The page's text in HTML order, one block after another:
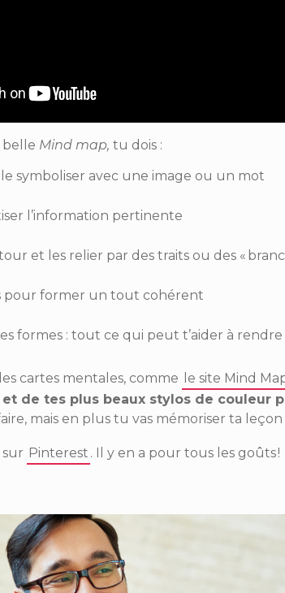
Mind map, tu dois :
symboliser avec une image ou un mot
l’information pertinente
et les relier par des traits ou des «
pour former un tout cohérent
formes : tout ce qui peut t’aider à
cartes mentales, comme le site Mind
de tes plus beaux stylos de couleur
mais en plus tu vas mémoriser ta
sur Pinterest . Il y en a pour tous les goûts !